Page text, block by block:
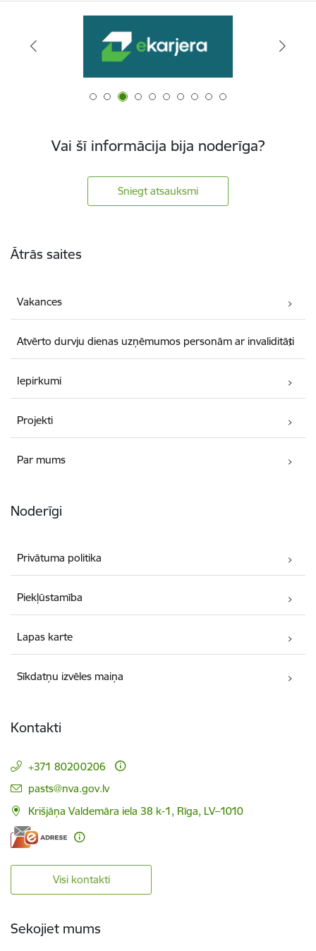
Vai šī informācija bija noderīga?
Sniegt atsauksmi
Ātrās saites
Vakances
Atvērto durvju dienas uzņēmumos personām ar invaliditāti
Iepirkumi
Projekti
Par mums
Noderīgi
Privātuma politika
Piekļūstamība
Lapas karte
Sīkdatņu izvēles maiņa
Kontakti
+371 80200206
E-pasts:
pasts@nva.gov.lv
Krišjāņa Valdemāra iela 38 k-1, Rīga, LV–1010
Visi kontakti
Sekojiet mums